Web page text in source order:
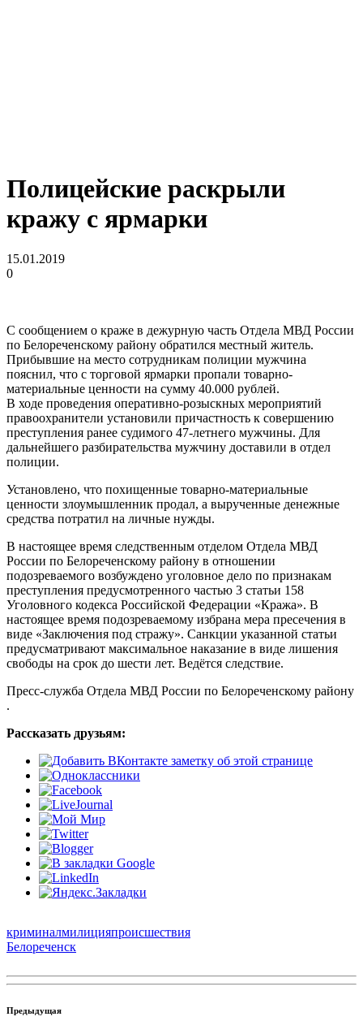
Полицейские раскрыли
кражу с ярмарки
15.01.2019
0
С сообщением о краже в дежурную часть Отдела МВД России
по Белореченскому району обратился местный житель.
Прибывшие на место сотрудникам полиции мужчина
пояснил, что с торговой ярмарки пропали товарно-
материальные ценности на сумму 40.000 рублей.
В ходе проведения оперативно-розыскных мероприятий
правоохранители установили причастность к совершению
преступления ранее судимого 47-летнего мужчины. Для
дальнейшего разбирательства мужчину доставили в отдел
полиции.
Установлено, что похищенные товарно-материальные
ценности злоумышленник продал, а вырученные денежные
средства потратил на личные нужды.
В настоящее время следственным отделом Отдела МВД
России по Белореченскому району в отношении
подозреваемого возбуждено уголовное дело по признакам
преступления предусмотренного частью 3 статьи 158
Уголовного кодекса Российской Федерации «Кража». В
настоящее время подозреваемому избрана мера пресечения в
виде «Заключения под стражу». Санкции указанной статьи
предусматривают максимальное наказание в виде лишения
свободы на срок до шести лет. Ведётся следствие.
Пресс-служба Отдела МВД России по Белореченскому району
.
Рассказать друзьям:
криминалмилицияпроисшествия
Белореченск
Предыдущая